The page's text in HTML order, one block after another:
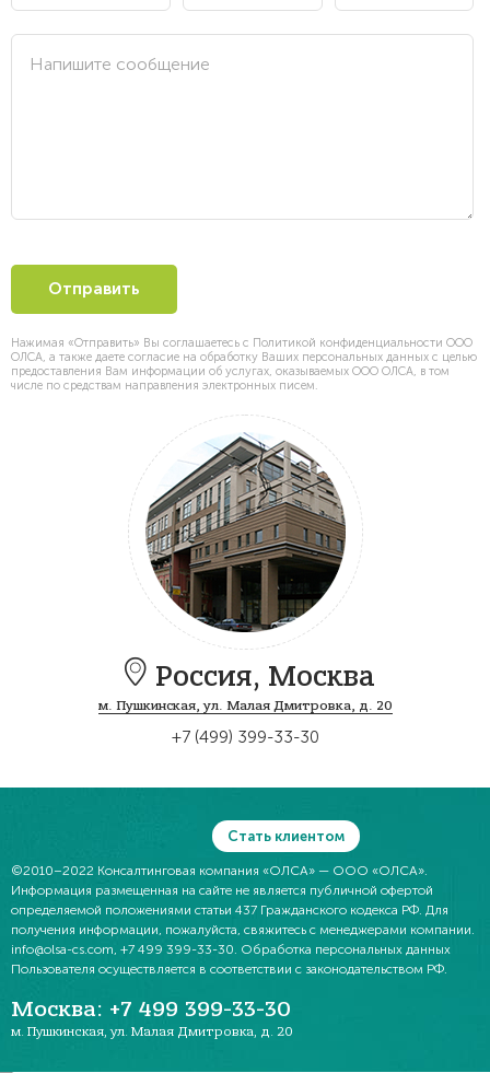
Нажимая «Отправить» Вы соглашаетесь с Политикой конфиденциальности ООО
ОЛСА, а также даете согласие на обработку Ваших персональных данных с целью
предоставления Вам информации об услугах, оказываемых ООО ОЛСА, в том
числе по средствам направления электронных писем.
Россия, Москва
м. Пушкинская, ул. Малая Дмитровка, д. 20
+7 (499) 399-33-30
Стать клиентом
©2010–2022 Консалтинговая компания «ОЛСА» — ООО «ОЛСА».
Информация размещенная на сайте не является публичной офертой
определяемой положениями статьи 437 Гражданского кодекса РФ. Для
получения информации, пожалуйста, свяжитесь с менеджерами компании.
info@olsa-cs.com, +7 499 399-33-30. Обработка персональных данных
Пользователя осуществляется в соответствии с законодательством РФ.
Москва: +7 499 399-33-30
м. Пушкинская,ул. Малая Дмитровка, д. 20